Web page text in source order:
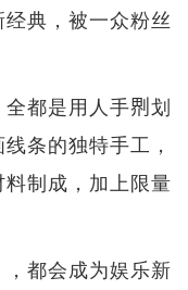
典，被一众粉丝
都是用人手𠝹划
条的独特手工，
制成，加上限量
都会成为娱乐新